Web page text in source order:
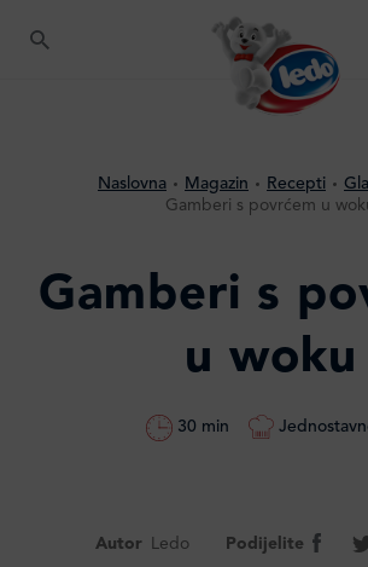
Naslovna Magazin Recepti
Gamberi s povrćem u
Gamberi s
u woku
30 min
Autor Ledo Podijelite